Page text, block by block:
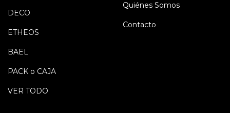
DECO
ETHEOS
BAEL
PACK o CAJA
VER TODO
Quiénes Somos
Contacto